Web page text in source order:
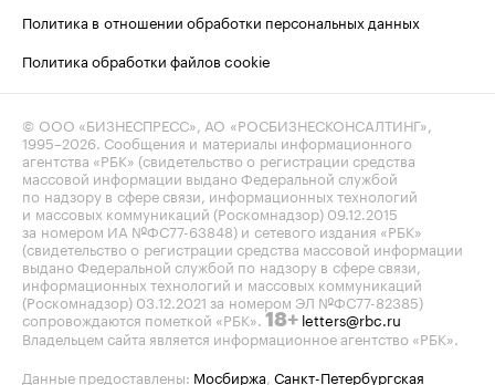
Политика в отношении обработки персональных данных
Политика обработки файлов cookie
© ООО «БИЗНЕСПРЕСС», АО «РОСБИЗНЕСКОНСАЛТИНГ»,
1995–2026. Сообщения и материалы информационного
агентства «РБК» (свидетельство о регистрации средства
массовой информации выдано Федеральной службой
по надзору в сфере связи, информационных технологий
и массовых коммуникаций (Роскомнадзор) 09.12.2015
за номером ИА №ФС77-63848) и сетевого издания «РБК»
(свидетельство о регистрации средства массовой информации
выдано Федеральной службой по надзору в сфере связи,
информационных технологий и массовых коммуникаций
(Роскомнадзор) 03.12.2021 за номером ЭЛ №ФС77-82385)
сопровождаются пометкой «РБК». 18+ letters@rbc.ru
Владельцем сайта является информационное агентство «РБК».
Данные предоставлены: Мосбиржа, Санкт-Петербургская